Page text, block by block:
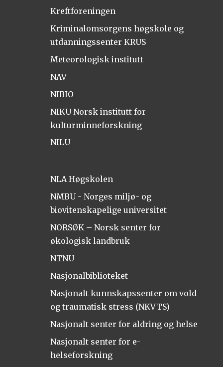
Kreftforeningen
Kriminalomsorgens høgskole og
utdanningssenter KRUS
Meteorologisk institutt
NAV
NIBIO
NIKU Norsk institutt for
kulturminneforskning
NILU
NLA Høgskolen
NMBU - Norges miljø- og
biovitenskapelige universitet
NORSØK – Norsk senter for
økologisk landbruk
NTNU
Nasjonalbiblioteket
Nasjonalt kunnskapssenter om vold
og traumatisk stress (NKVTS)
Nasjonalt senter for aldring og helse
Nasjonalt senter for e-
helseforskning